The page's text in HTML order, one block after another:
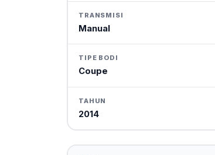
TRANSMISI
Manual
TIPE BODI
Coupe
TAHUN
2014